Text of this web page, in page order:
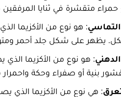
متقشرة في ثنايا المرفقين
: هو نوع من الأكزيما
يظهر على شكل جلد أحمر
: هو نوع من الأكزيما الذي
بنية أو صفراء وحكة واحمرار
: هي نوع من الأكزيما الذي